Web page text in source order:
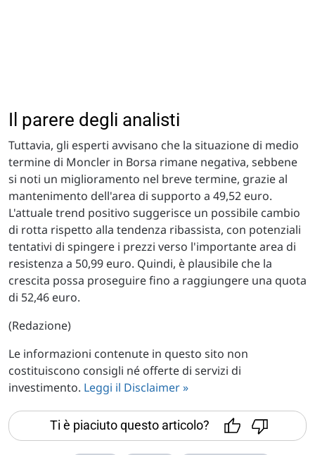
Il parere degli analisti
Tuttavia, gli esperti avvisano che la situazione di medio
termine di Moncler in Borsa rimane negativa, sebbene
si noti un miglioramento nel breve termine, grazie al
mantenimento dell'area di supporto a 49,52 euro.
L'attuale trend positivo suggerisce un possibile cambio
di rotta rispetto alla tendenza ribassista, con potenziali
tentativi di spingere i prezzi verso l'importante area di
resistenza a 50,99 euro. Quindi, è plausibile che la
crescita possa proseguire fino a raggiungere una quota
di 52,46 euro.
(Redazione)
Le informazioni contenute in questo sito non
costituiscono consigli né offerte di servizi di
investimento. Leggi il Disclaimer »
Ti è piaciuto questo articolo?